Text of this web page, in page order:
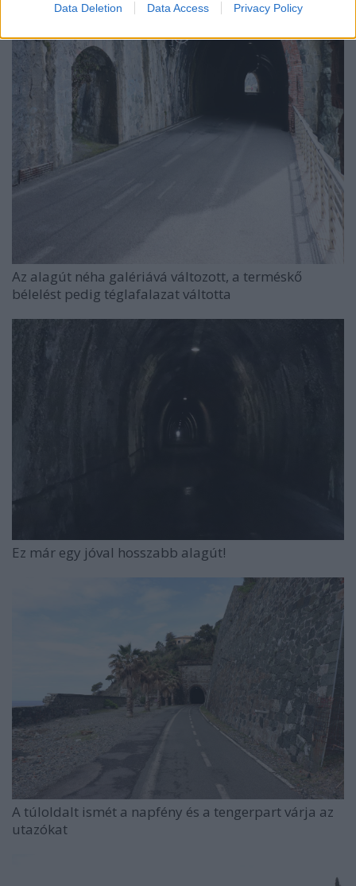
Data Deletion Data Access Privacy Policy
Az alagút néha galériává változott, a terméskő
bélelést pedig téglafalazat váltotta
Ez már egy jóval hosszabb alagút!
A túloldalt ismét a napfény és a tengerpart várja az
utazókat